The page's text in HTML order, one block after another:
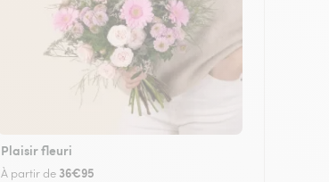
Plaisir fleuri
À partir de 36€95